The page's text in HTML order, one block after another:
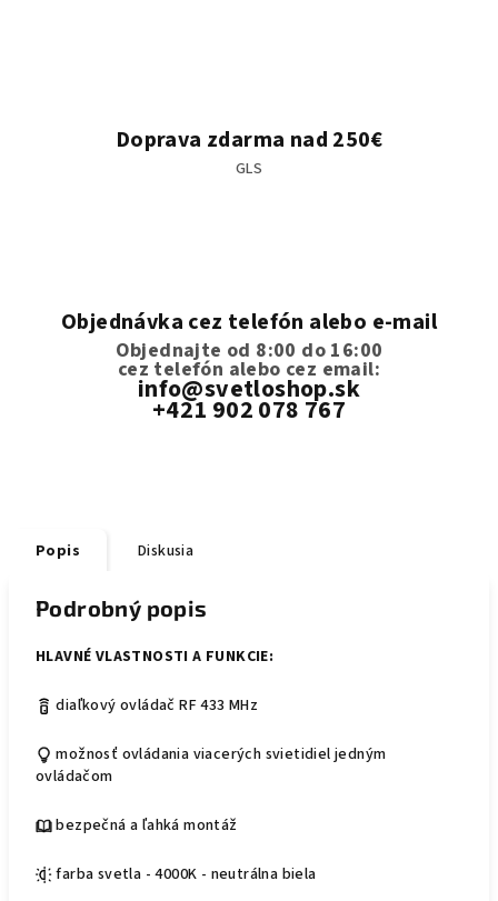
Doprava zdarma nad 250€
GLS
Objednávka cez telefón alebo e-mail
Objednajte od 8:00 do 16:00
cez telefón alebo cez email:
info@svetloshop.sk
+421 902 078 767
Popis Diskusia
Podrobný popis
HLAVNÉ VLASTNOSTI A FUNKCIE:
diaľkový ovládač RF 433 MHz
možnosť ovládania viacerých svietidiel jedným
ovládačom
bezpečná a ľahká montáž
farba svetla - 4000K - neutrálna biela